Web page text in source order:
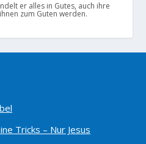
er alles in Gutes, auch ihre
zum Guten werden.
Tricks – Nur Jesus